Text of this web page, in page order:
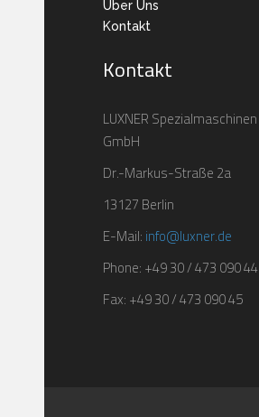
Über Uns
Kontakt
Kontakt
LUXNER Spezialmaschinen
GmbH
Dr.-Markus-Straße 2a
13127 Berlin
E-Mail:info@luxner.de
Phone: +49 30 / 473 090 44
Fax: +49 30 / 473 090 45